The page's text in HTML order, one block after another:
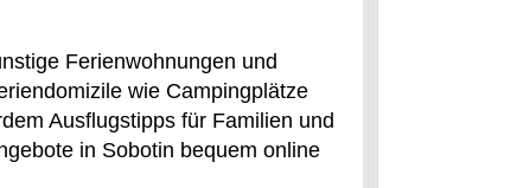
Ferienwohnungen und
wie Campingplätze
Ausflugstipps für Familien und
in Sobotin bequem online